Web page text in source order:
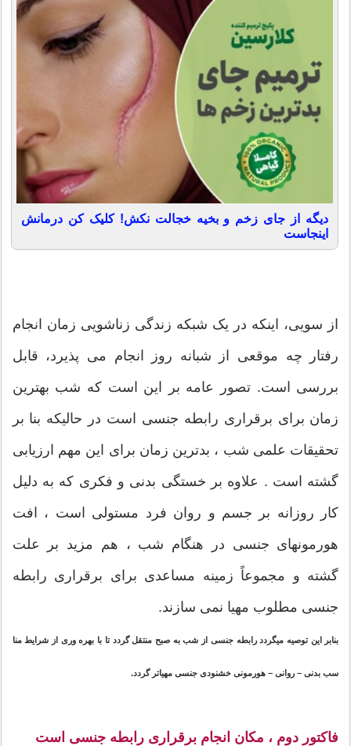
دیگه از جای زخم و بخیه خجالت نکش! کلیک کن درمانش
اینجاست
از سویی، اینکه در یک شبکه زندگی زناشویی زمان انجام
رفتار چه موقعی از شبانه روز انجام می پذیرد، قابل
بررسی است. تصور عامه بر این است که شب بهترین
زمان برای برقراری رابطه جنسی است در حالیکه بنا بر
تحقیقات علمی شب ، بدترین زمان برای این مهم ارزیابی
گشته است . علاوه بر خستگی بدنی و فکری که به دلیل
کار روزانه بر جسم و روان فرد مستولی است ، افت
هورمونهای جنسی در هنگام شب ، هم مزید بر علت
گشته و مجموعاً زمینه مساعدی برای برقراری رابطه
جنسی مطلوب مهیا نمی سازند.
بنابر این توصیه میگردد رابطه جنسی از شب به صبح منتقل گردد تا با بهره وری از شرایط منا
سب بدنی – روانی – هورمونی خشنودی جنسی مهیاتر گردد.
فاکتور دوم ، مکان انجام برقراری رابطه جنسی است